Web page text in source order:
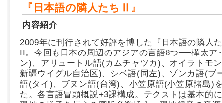
『日本語の隣人たちⅡ』
内容紹介
2009年に刊行されて好評を博した『日本語の隣人
II。今回も日本の周辺のアジアの言語8つ──樺太ア
ン)、アリュートル語(カムチャツカ)、オイラトモ
新疆ウイグル自治区)、シベ語(同左)、ゾンカ語(ブ
語(タイ)、ブヌン語(台湾)、小笠原語(小笠原諸島)
た。各言語冒頭概説+3課構成。テクストは基本的